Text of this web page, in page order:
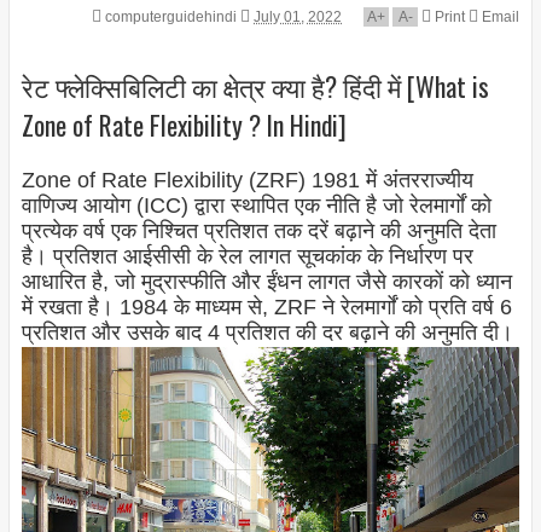
computerguidehindi July 01, 2022 A+ A- Print Email
रेट फ्लेक्सिबिलिटी का क्षेत्र क्या है? हिंदी में [What is
Zone of Rate Flexibility ? In Hindi]
Zone of Rate Flexibility (ZRF) 1981 में अंतरराज्यीय
वाणिज्य आयोग (ICC) द्वारा स्थापित एक नीति है जो रेलमार्गों को
प्रत्येक वर्ष एक निश्चित प्रतिशत तक दरें बढ़ाने की अनुमति देता
है। प्रतिशत आईसीसी के रेल लागत सूचकांक के निर्धारण पर
आधारित है, जो मुद्रास्फीति और ईंधन लागत जैसे कारकों को ध्यान
में रखता है। 1984 के माध्यम से, ZRF ने रेलमार्गों को प्रति वर्ष 6
प्रतिशत और उसके बाद 4 प्रतिशत की दर बढ़ाने की अनुमति दी।